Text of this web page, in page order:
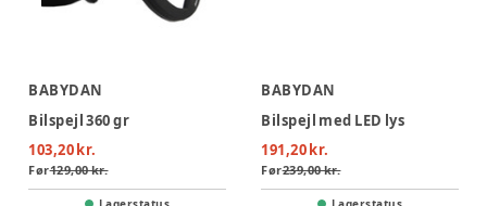
BABYDAN
Bilspejl 360 gr
103,20 kr.
Før129,00 kr.
BABYDAN
Bilspejl med LED lys
191,20 kr.
Før239,00 kr.